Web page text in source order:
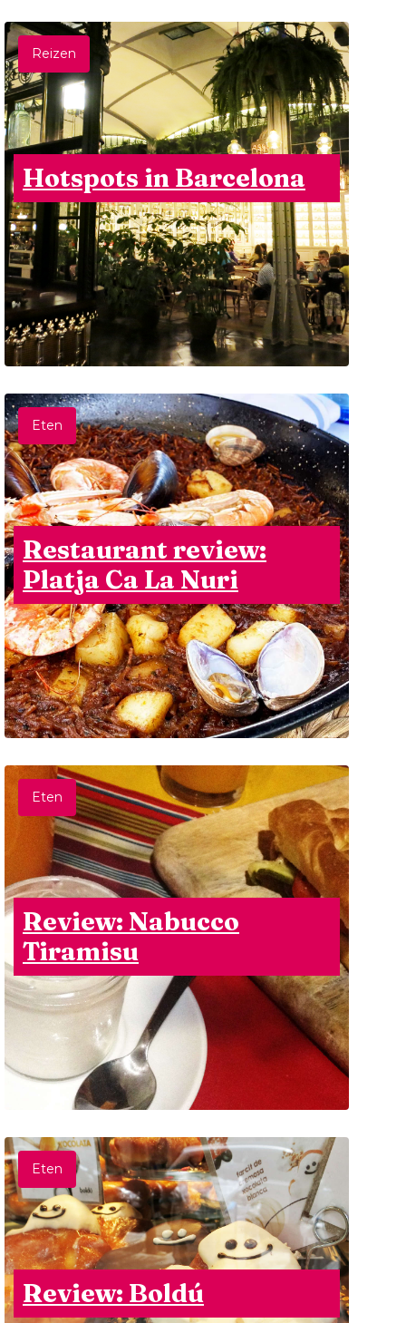
Reizen
Hotspots in Barcelona
Eten
Restaurant review:
Platja Ca La Nuri
Eten
Review: Nabucco
Tiramisu
Eten
Review: Boldú